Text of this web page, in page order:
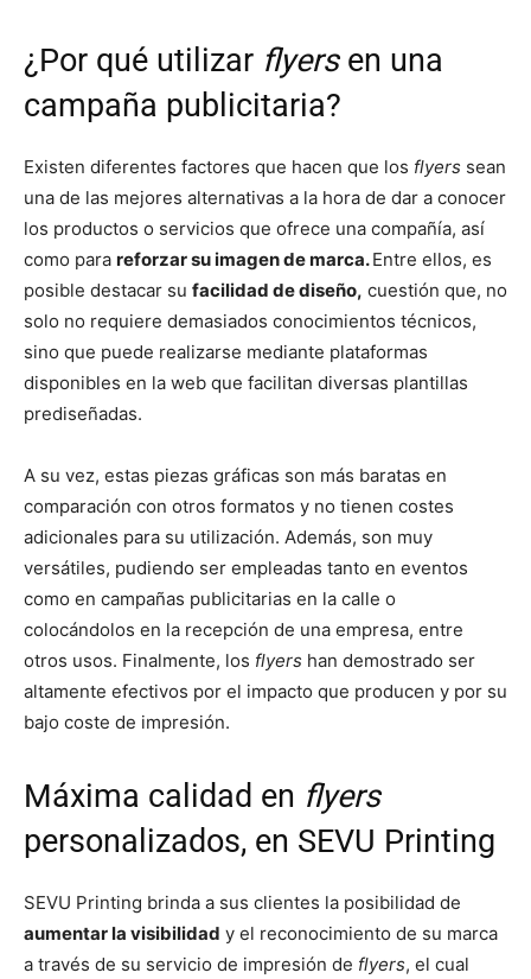
¿Por qué utilizar flyers en una
campaña publicitaria?
Existen diferentes factores que hacen que los flyers sean
una de las mejores alternativas a la hora de dar a conocer
los productos o servicios que ofrece una compañía, así
como para reforzar su imagen de marca.Entre ellos, es
posible destacar su facilidad de diseño, cuestión que, no
solo no requiere demasiados conocimientos técnicos,
sino que puede realizarse mediante plataformas
disponibles en la web que facilitan diversas plantillas
prediseñadas.
A su vez, estas piezas gráficas son más baratas en
comparación con otros formatos y no tienen costes
adicionales para su utilización. Además, son muy
versátiles, pudiendo ser empleadas tanto en eventos
como en campañas publicitarias en la calle o
colocándolos en la recepción de una empresa, entre
otros usos. Finalmente, los flyers han demostrado ser
altamente efectivos por el impacto que producen y por su
bajo coste de impresión.
Máxima calidad en flyers
personalizados, en SEVU Printing
SEVU Printing brinda a sus clientes la posibilidad de
aumentar la visibilidad y el reconocimiento de su marca
a través de su servicio de impresión de flyers, el cual